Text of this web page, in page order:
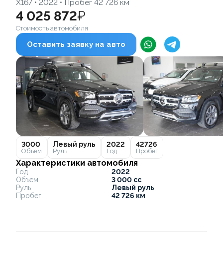
X167 • 2022 • Пробег 42 726 км
4 025 872₽
Стоимость автомобиля
Оставить заявку на авто
3000
Объем
Левый руль
Руль
2022
Год
42726
Пробег
Характеристики автомобиля
Год
2022
Объем
3 000 cc
Руль
Левый руль
Пробег
42 726 км